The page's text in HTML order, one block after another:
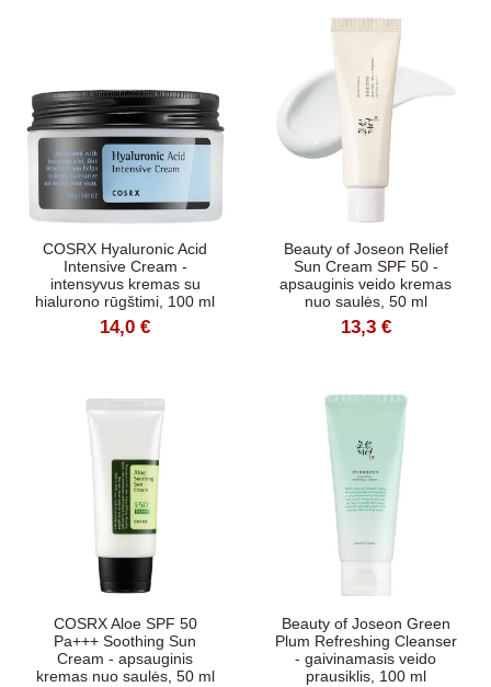
COSRX Hyaluronic Acid
Intensive Cream -
intensyvus kremas su
hialurono rūgštimi, 100 ml
14,0 €
Beauty of Joseon Relief
Sun Cream SPF 50 -
apsauginis veido kremas
nuo saulės, 50 ml
13,3 €
COSRX Aloe SPF 50
Pa+++ Soothing Sun
Cream - apsauginis
kremas nuo saulės, 50 ml
Beauty of Joseon Green
Plum Refreshing Cleanser
- gaivinamasis veido
prausiklis, 100 ml